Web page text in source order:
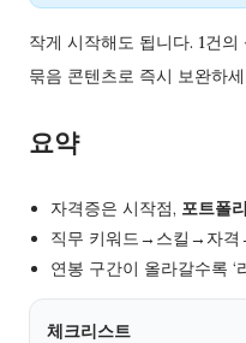
작게 시작해도 됩니다. 1건
묶음 콘텐츠로 즉시 보완하
요약
자격증은 시작점, 포트폴
직무 키워드→스킬→자격
연봉 구간이 올라갈수록 ‘
체크리스트